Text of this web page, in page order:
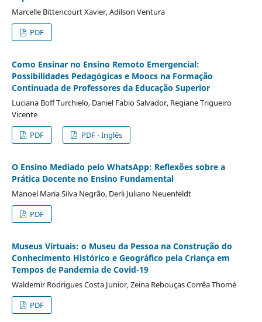
Marcelle Bittencourt Xavier, Adilson Ventura
PDF
Como Ensinar no Ensino Remoto Emergencial:
Possibilidades Pedagógicas e Moocs na Formação
Continuada de Professores da Educação Superior
Luciana Boff Turchielo, Daniel Fabio Salvador, Regiane Trigueiro
Vicente
PDF
PDF - Inglês
O Ensino Mediado pelo WhatsApp: Reflexões sobre a
Prática Docente no Ensino Fundamental
Manoel Maria Silva Negrão, Derli Juliano Neuenfeldt
PDF
Museus Virtuais: o Museu da Pessoa na Construção do
Conhecimento Histórico e Geográfico pela Criança em
Tempos de Pandemia de Covid-19
Waldemir Rodrigues Costa Junior, Zeina Rebouças Corrêa Thomé
PDF